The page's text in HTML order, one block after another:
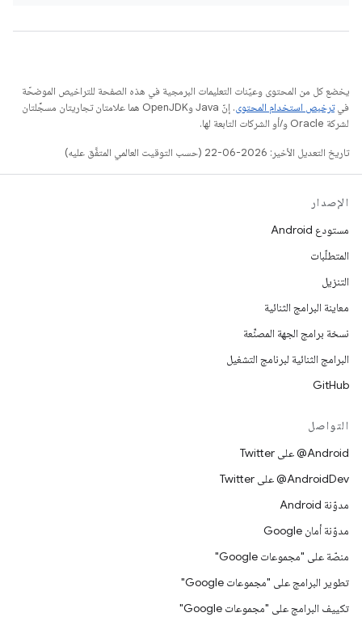
يخضع كل من المحتوى وعيّنات التعليمات البرمجية في هذه الصفحة للتراخيص الموضحّة
فيترخيص استخدام المحتوى
. إنّ Java وOpenJDK هما علامتان تجاريتان مسجَّلتان
لشركة Oracle و/أو الشركات التابعة لها.
تاريخ التعديل الأخير: 2026-06-22 (حسب التوقيت العالمي المتفَّق عليه)
الإصدار
مستودع Android
المتطلّبات
التنزيل
معاينة البرامج الثنائية
نسخة برامج الجهة المصنِّعة
البرامج الثنائية لبرنامج التشغيل
GitHub
التواصل
‎@Android على Twitter
‎@AndroidDev على Twitter
مدوّنة Android
مدوّنة أمان Google
منصّة على "مجموعات Google"
تطوير البرامج على "مجموعات Google"
تكييف البرامج على "مجموعات Google"